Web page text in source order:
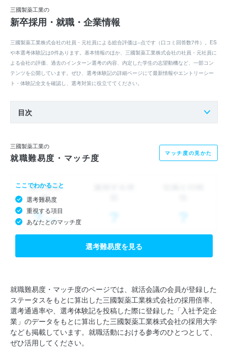
三國製薬工業の
新卒採用・就職・企業情報
三國製薬工業株式会社の社員・元社員による総合評価は--点です（口コミ回答数7件）。ES
や本選考体験記は0件あります。基本情報のほか、三國製薬工業株式会社の社員・元社員に
よる会社の評価、過去のインターン選考の内容、内定した学生の志望動機など、一部コン
テンツを公開しています。ぜひ、選考体験記の詳細ページにて最新情報やエントリーシー
ト・体験記全文を確認し、選考対策に役立ててください。
目次
三國製薬工業の
就職難易度・マッチ度 マッチ度の見かた
ここでわかること
選考難易度
重視する項目
あなたとのマッチ度
選考難易度を見る
就職難易度・マッチ度のページでは、就活会議の会員が登録した
ステータスをもとに算出した三國製薬工業株式会社の採用倍率、
選考通過率や、選考体験記を投稿した際に登録した「入社予定企
業」のデータをもとに算出した三國製薬工業株式会社の採用大学
なども掲載しています。就職活動における参考のひとつとして、
ぜひ活用してください。